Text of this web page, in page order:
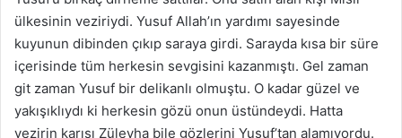
ülkesinin veziriydi. Yusuf Allah’ın yardımı sayesinde
kuyunun dibinden çıkıp saraya girdi. Sarayda kısa bir süre
içerisinde tüm herkesin sevgisini kazanmıştı. Gel zaman
git zaman Yusuf bir delikanlı olmuştu. O kadar güzel ve
yakışıklıydı ki herkesin gözü onun üstündeydi. Hatta
vezirin karısı Züleyha bile gözlerini Yusuf’tan alamıyordu.